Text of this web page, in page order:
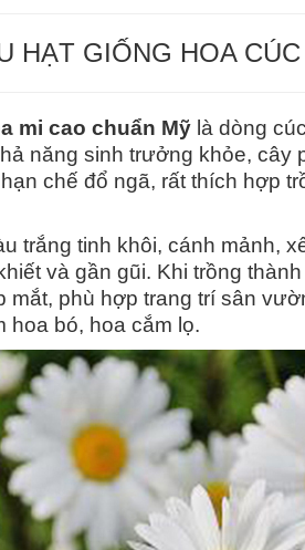
HẠT GIỐNG HOA
mi cao chuẩn Mỹ là dòng
năng sinh trưởng khỏe, cây
chế đổ ngã, rất thích hợp
trắng tinh khôi, cánh mảnh,
và gần gũi. Khi trồng
mắt, phù hợp trang trí sân
hoa bó, hoa cắm lọ.